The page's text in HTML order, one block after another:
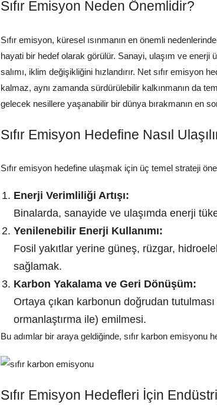
Sıfır Emisyon Neden Önemlidir?
Sıfır emisyon, küresel ısınmanın en önemli
hayati bir hedef olarak görülür. Sanayi, ulaşım ve enerji
salımı, iklim değişikliğini hızlandırır. Net sıfır emisyon
kalmaz, aynı zamanda sürdürülebilir kalkınmanın da
gelecek nesillere yaşanabilir bir dünya bırakmanın en
Sıfır Emisyon Hedefine Nasıl
Sıfır emisyon hedefine ulaşmak için üç temel strateji
Enerji Verimliliği Artışı:
Binalarda, sanayide ve ulaşımda enerji
Yenilenebilir Enerji Kullanımı:
Fosil yakıtlar yerine güneş, rüzgar,
sağlamak.
Karbon Yakalama ve Geri Dönüşüm:
Ortaya çıkan karbonun doğrudan
ormanlaştırma ile) emilmesi.
Bu adımlar bir araya geldiğinde, sıfır karbon emisyonu
Sıfır Emisyon Hedefleri İçin